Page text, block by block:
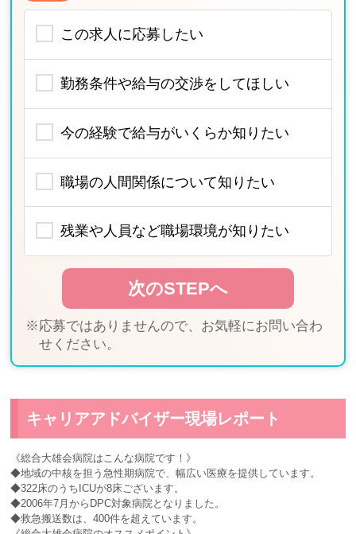
この求人に応募したい
勤務条件や給与の交渉をしてほしい
今の経験で給与がいくらか知りたい
職場の人間関係について知りたい
残業や人員など職場環境が知りたい
※応募ではありませんので、お気軽にお問い合わ
せください。
キャリアアドバイザー現場レポート
《総合大雄会病院はこんな病院です！》
◆地域の中核を担う急性期病院で、幅広い医療を提供しています。
◆322床のうちICUが8床ございます。
◆2006年7月からDPC対象病院となりました。
◆救急搬送数は、400件を超えています。